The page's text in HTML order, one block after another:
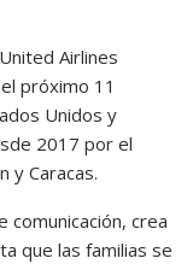
Airlines
próximo 11
Unidos y
2017 por el
y Caracas.
crea
que las familias se